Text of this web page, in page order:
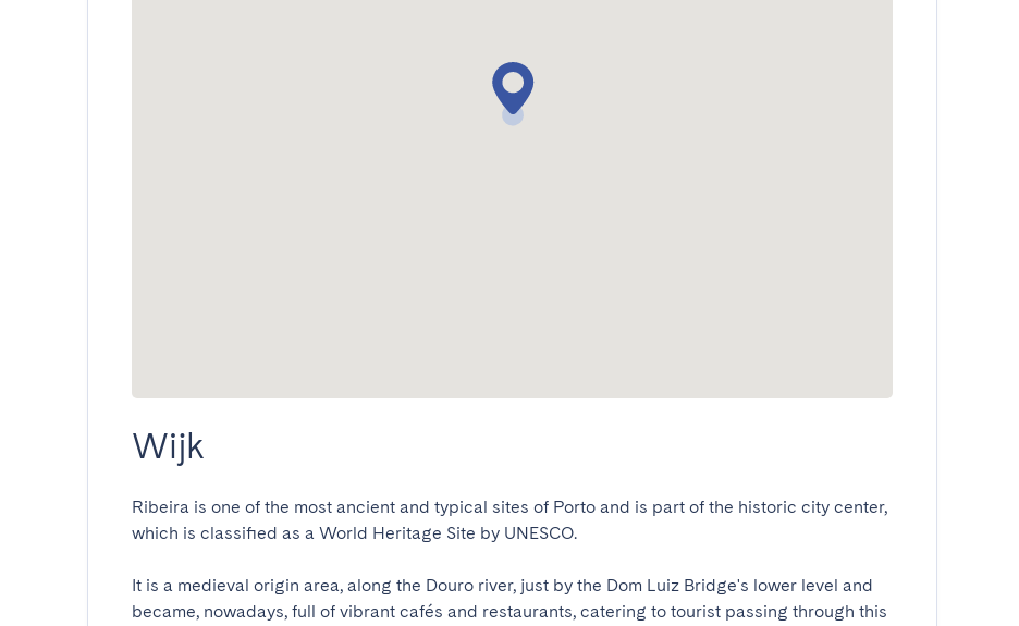
Wijk
Ribeira is one of the most ancient and typical sites of Porto and is part of the historic city center,
which is classified as a World Heritage Site by UNESCO.
It is a medieval origin area, along the Douro river, just by the Dom Luiz Bridge's lower level and
became, nowadays, full of vibrant cafés and restaurants, catering to tourist passing through this